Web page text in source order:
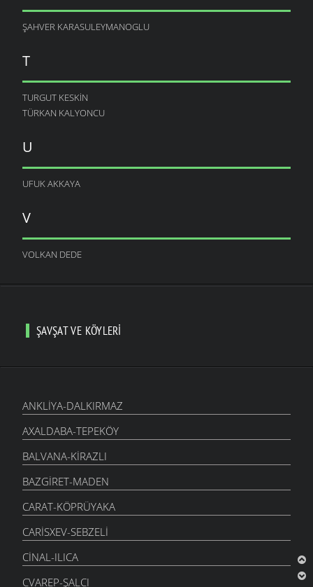
ŞAHVER KARASULEYMANOGLU
T
TURGUT KESKIN
TÜRKAN KALYONCU
U
UFUK AKKAYA
V
VOLKAN DEDE
ŞAVŞAT VE KÖYLERI
ANKLIYA-DALKIRMAZ
AXALDABA-TEPEKÖY
BALVANA-KIRAZLI
BAZGIRET-MADEN
CARAT-KÖPRÜYAKA
CARISXEV-SEBZELI
CINAL-ILICA
CVAREP-ŞALCI